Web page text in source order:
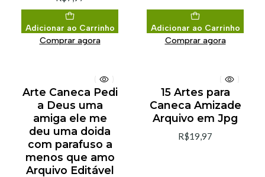
Adicionar ao Carrinho
Comprar agora
Adicionar ao Carrinho
Comprar agora
Arte Caneca Pedi
a Deus uma
amiga ele me
deu uma doida
com parafuso a
menos que amo
Arquivo Editável
15 Artes para
Caneca Amizade
Arquivo em Jpg
R$19,97